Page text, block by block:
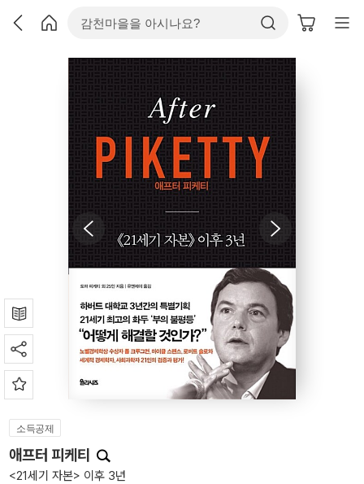
소득공제
애프터 피케티
<21세기 자본> 이후 3년